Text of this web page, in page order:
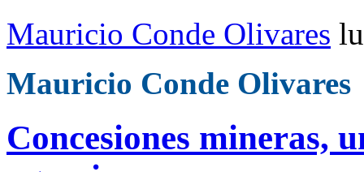
Mauricio Conde Olivares
Mauricio Conde Olivares
Concesiones mineras,